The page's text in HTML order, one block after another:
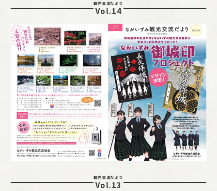
観光交流だより
Vol.14
観光交流だより
Vol.13